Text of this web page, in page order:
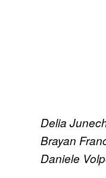
Delia
Brayan
Daniele